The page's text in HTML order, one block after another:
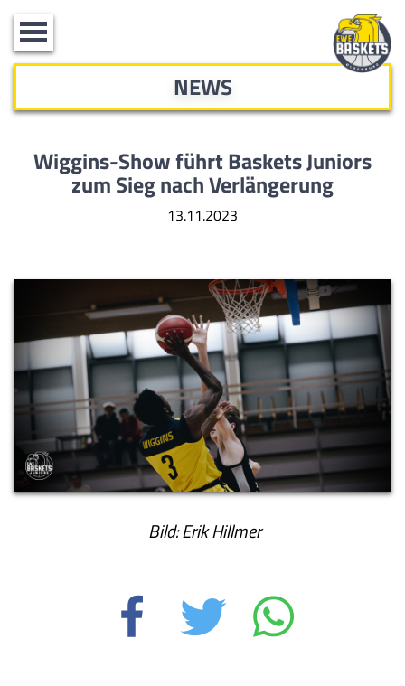
Toggle
navigation
NEWS
Wiggins-Show führt Baskets Juniors
zum Sieg nach Verlängerung
13.11.2023
Bild: Erik Hillmer